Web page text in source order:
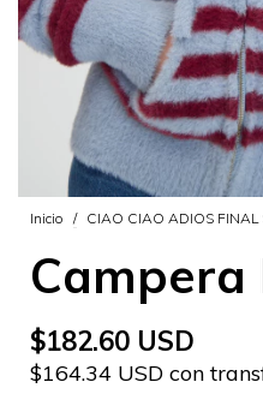
Inicio / CIAO CIAO ADIOS FINAL
Campera
$182.60 USD
$164.34 USD con